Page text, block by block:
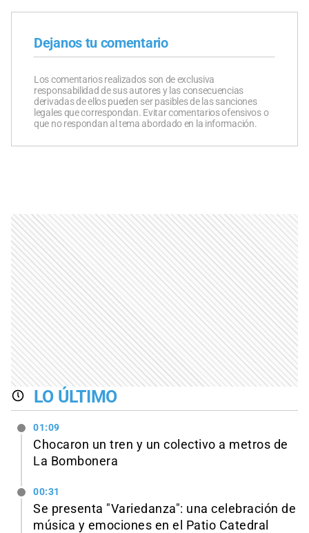
Dejanos tu comentario
Los comentarios realizados son de exclusiva
responsabilidad de sus autores y las consecuencias
derivadas de ellos pueden ser pasibles de las sanciones
legales que correspondan. Evitar comentarios ofensivos o
que no respondan al tema abordado en la información.
LO ÚLTIMO
01:09
Chocaron un tren y un colectivo a metros de
La Bombonera
00:31
Se presenta "Variedanza": una celebración de
música y emociones en el Patio Catedral